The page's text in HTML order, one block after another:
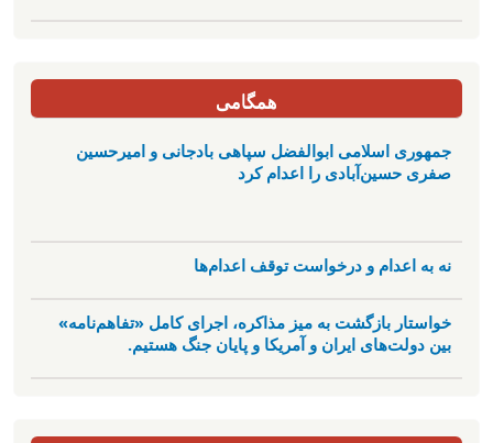
همگامی
جمهوری اسلامی ابوالفضل سپاهی بادجانی و امیرحسین
صفری حسین‌آبادی را اعدام کرد
نه به اعدام و درخواست توقف اعدام‌ها
خواستار بازگشت به میز مذاکره، اجرای کامل «تفاهم‌نامه»
بین دولت‌های ایران و آمریکا و پایان جنگ هستیم.